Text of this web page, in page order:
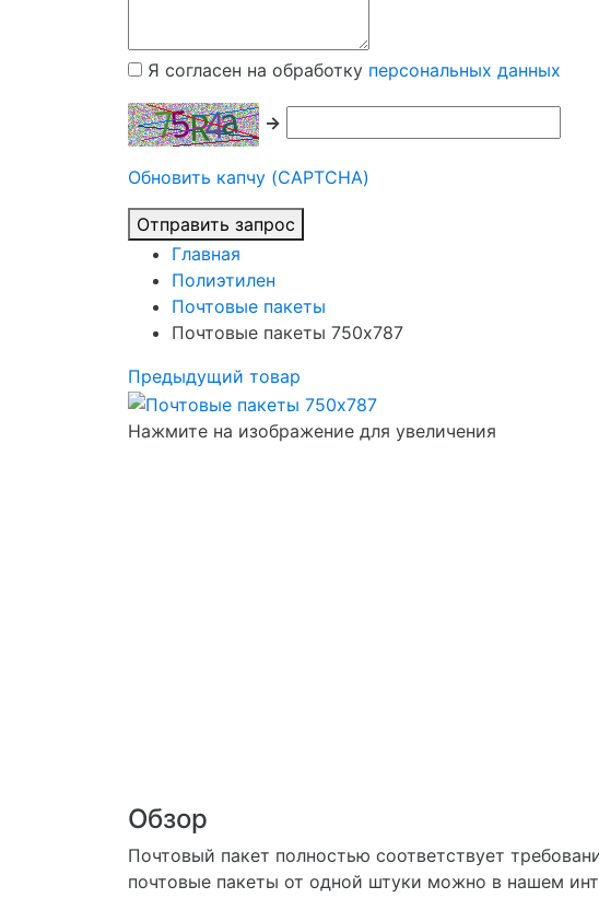
Я согласен на обработку персональных данных
→
Обновить капчу (CAPTCHA)
Главная
Полиэтилен
Почтовые пакеты
Почтовые пакеты 750х787
Предыдущий товар
Нажмите на изображение для увеличения
Обзор
Почтовый пакет полностью соответствует
почтовые пакеты от одной штуки можно в нашем